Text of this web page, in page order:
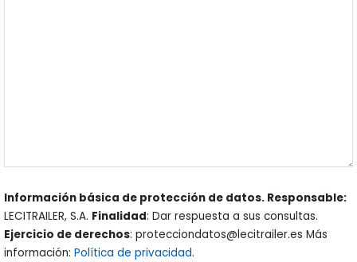
Información básica de protección de datos. Responsable:
LECITRAILER, S.A. Finalidad: Dar respuesta a sus consultas.
Ejercicio de derechos: protecciondatos@lecitrailer.es Más
información: Política de privacidad.